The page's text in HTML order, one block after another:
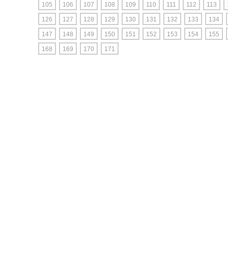
105 106 107 108 109 110 111 112 113
126 127 128 129 130 131 132 133 134
147 148 149 150 151 152 153 154 155
168 169 170 171